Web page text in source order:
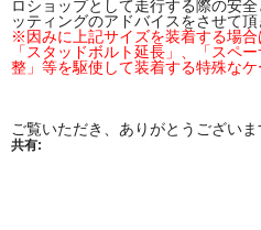
ロショップとして走行する際の安
ッティングのアドバイスをさせて頂
※因みに上記サイズを装着する場
「スタッドボルト延長」、「スペ
整」等を駆使して装着する特殊なケ
ご覧いただき、ありがとうございま
共有: